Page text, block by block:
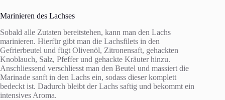
Marinieren des Lachses
Sobald alle Zutaten bereitstehen, kann man den Lachs
marinieren. Hierfür gibt man die Lachsfilets in den
Gefrierbeutel und fügt Olivenöl, Zitronensaft, gehackten
Knoblauch, Salz, Pfeffer und gehackte Kräuter hinzu.
Anschliessend verschliesst man den Beutel und massiert die
Marinade sanft in den Lachs ein, sodass dieser komplett
bedeckt ist. Dadurch bleibt der Lachs saftig und bekommt ein
intensives Aroma.